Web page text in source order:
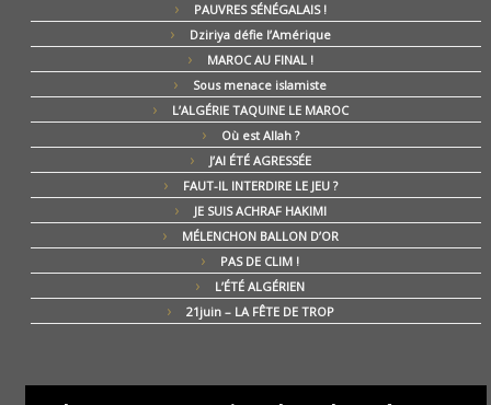
PAUVRES SÉNÉGALAIS !
Dziriya défie l’Amérique
MAROC AU FINAL !
Sous menace islamiste
L’ALGÉRIE TAQUINE LE MAROC
Où est Allah ?
J’AI ÉTÉ AGRESSÉE
FAUT-IL INTERDIRE LE JEU ?
JE SUIS ACHRAF HAKIMI
MÉLENCHON BALLON D’OR
PAS DE CLIM !
L’ÉTÉ ALGÉRIEN
21juin – LA FÊTE DE TROP